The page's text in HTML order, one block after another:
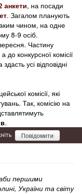
анкети, на посади
. Загалом планують
чином, на одне
8-9 осіб.
Частину
до конкурсної комісії
усі відповідні
комісії, які
Так, комісію на
.
Повідомити
першими
України та світу